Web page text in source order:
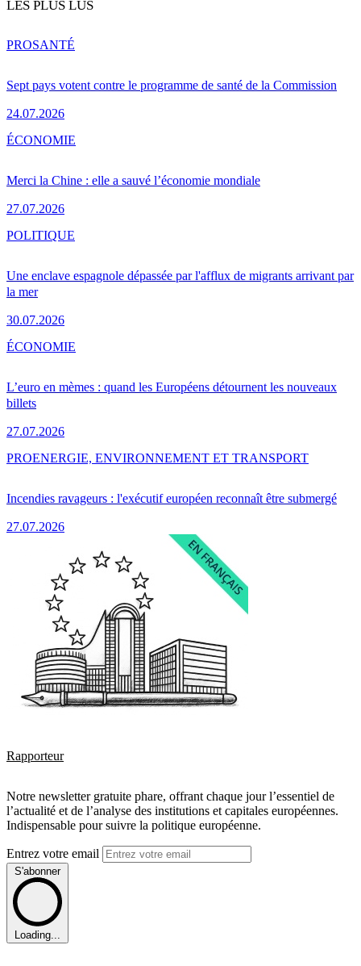
LES PLUS LUS
Sept pays votent contre le programme de santé de la Commission
24.07.2026
PROSANTÉ
Merci la Chine : elle a sauvé l’économie mondiale
27.07.2026
ÉCONOMIE
Une enclave espagnole dépassée par l'afflux de migrants arrivant par
la mer
30.07.2026
POLITIQUE
L’euro en mèmes : quand les Européens détournent les nouveaux
billets
27.07.2026
ÉCONOMIE
Incendies ravageurs : l'exécutif européen reconnaît être submergé
27.07.2026
PROENERGIE, ENVIRONNEMENT ET TRANSPORT
Rapporteur
Notre newsletter gratuite phare, offrant chaque jour l’essentiel de
l’actualité et de l’analyse des institutions et capitales européennes.
Indispensable pour suivre la politique européenne.
Entrez votre email
S'abonner
Loading...